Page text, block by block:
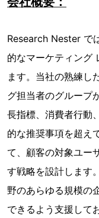
Research Nester で
的なマーケティング
ます。当社の熟練し
グ担当者のグループ
長指標、消費者行動
的な推奨事項を超え
て、顧客の対象ユー
す戦略を設計します
野のあらゆる規模の
できるよう支援して